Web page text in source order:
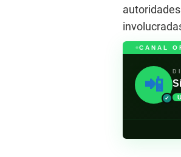
CANAL
📲
✓